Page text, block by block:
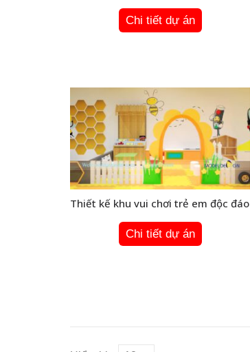
Chi tiết dự án
Thiết kế khu vui chơi trẻ em độc đáo
Chi tiết dự án